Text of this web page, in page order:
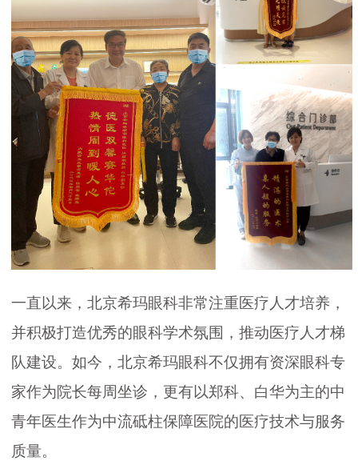
一直以来，北京希玛眼科非常注重医疗人才培养，
并积极打造优秀的眼科学术氛围，推动医疗人才梯
队建设。如今，北京希玛眼科不仅拥有资深眼科专
家作为院长每周坐诊，更有以郑科、白华为主的中
青年医生作为中流砥柱保障医院的医疗技术与服务
质量。